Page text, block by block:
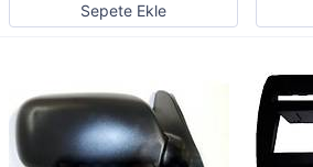
Sepete Ekle